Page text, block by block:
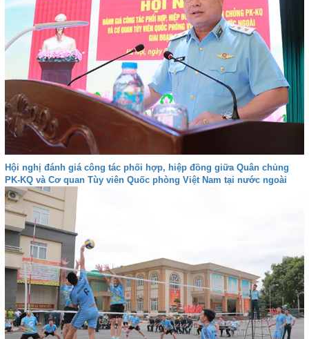
Hội nghị đánh giá công tác phối hợp, hiệp đồng giữa Quân chủng
PK-KQ và Cơ quan Tùy viên Quốc phòng Việt Nam tại nước ngoài